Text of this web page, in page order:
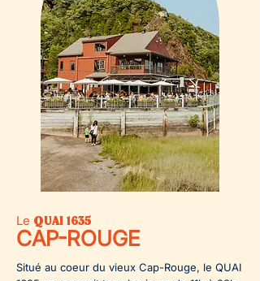
Le QUAI 1635
CAP-ROUGE
Situé au coeur du vieux Cap-Rouge, le QUAI